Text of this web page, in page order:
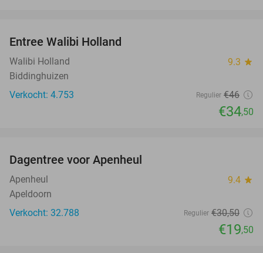
Entree Walibi Holland
Walibi Holland 9.3 star
Biddinghuizen
Verkocht: 4.753
Regulier €46
€34,50
Dagentree voor Apenheul
Apenheul 9.4 star
Apeldoorn
Verkocht: 32.788
Regulier €30,50
€19,50